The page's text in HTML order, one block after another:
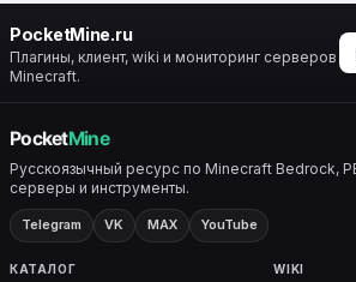
PocketMine.ru
Плагины, клиент, wiki и мониторинг серверов
Minecraft.
Русскоязычный ресурс по Minecraft Bedrock,
серверы и инструменты.
Telegram VK MAX YouTube
КАТАЛОГ WIKI